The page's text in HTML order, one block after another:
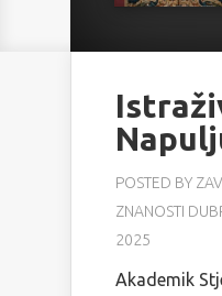
POSTED BY
ZNANOSTI
2025
Akademik